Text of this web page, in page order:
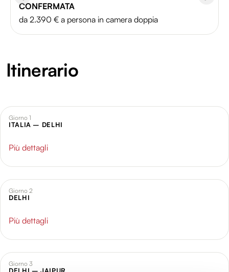
CONFERMATA
da 2.390 € a persona in camera doppia
Itinerario
Giorno 1
ITALIA – DELHI
Più dettagli
Giorno 2
DELHI
Più dettagli
Giorno 3
DELHI – JAIPUR